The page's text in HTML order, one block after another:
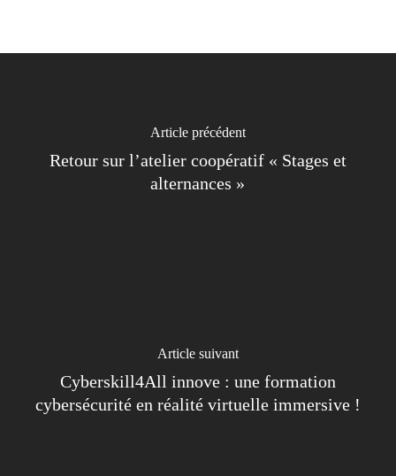
Article précédent
Retour sur l’atelier coopératif « Stages et
alternances »
Article suivant
Cyberskill4All innove : une formation
cybersécurité en réalité virtuelle immersive !